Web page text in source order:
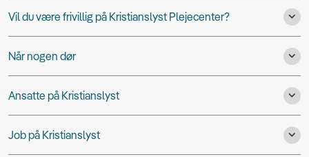
Vil du være frivillig på Kristianslyst Plejecenter?
Når nogen dør
Ansatte på Kristianslyst
Job på Kristianslyst